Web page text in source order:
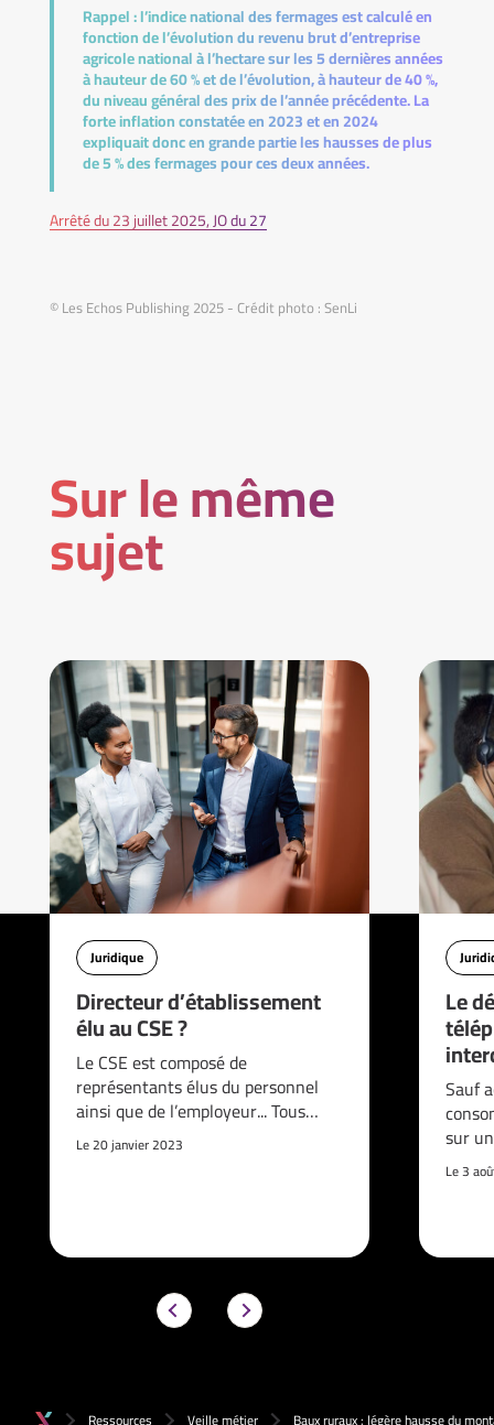
Rappel :l’indice national des fermages est calculé en
fonction de l’évolution du revenu brut d’entreprise
agricole national à l’hectare sur les 5 dernières années
à hauteur de 60 % et de l’évolution, à hauteur de 40 %,
du niveau général des prix de l’année précédente. La
forte inflation constatée en 2023 et en 2024
expliquait donc en grande partie les hausses de plus
de 5 % des fermages pour ces deux années.
Arrêté du 23 juillet 2025, JO du 27
© Les Echos Publishing 2025 - Crédit photo : SenLi
Sur le même
sujet
Juridique
Directeur d’établissement
élu au CSE ?
Le CSE est composé de
représentants élus du personnel
ainsi que de l’employeur... Tous…
Le 20 janvier 2023
Le
Sauf
sur
Le 3